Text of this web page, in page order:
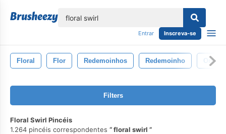
Entrar Inscreva-se
Floral Flor Redemoinhos Redemoinho
Filters
Floral Swirl Pincéis
1.264 pincéis correspondentes
floral swirl